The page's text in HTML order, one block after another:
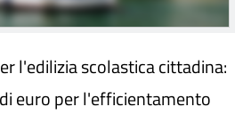
l'edilizia scolastica cittadina:
euro per l'efficientamento